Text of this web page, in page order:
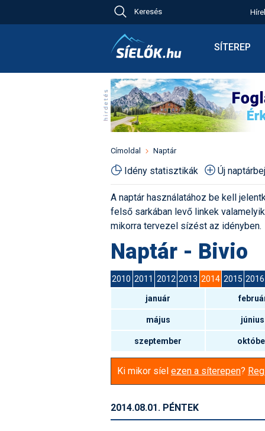
Keresés
SÍTEREP
Síbérletárak
Toplista
Havazás
Fotók
Címoldal Naptár
Idény statisztikák Új
A naptár használatához be kell
felső sarkában levő linkek
mikorra tervezel sízést az idényben.
Naptár - Bivio
2010 2011 2012 2013 2014 2015 2016
január
május június
szeptember
Ki mikor síel ezen a síterepen?
2014.08.01. PÉNTEK